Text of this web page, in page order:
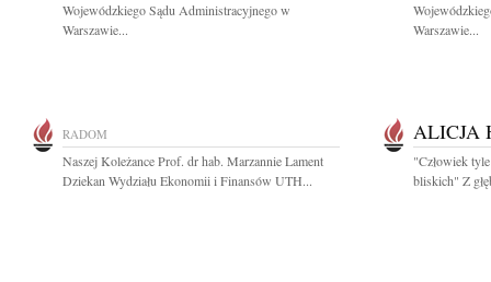
Wojewódzkiego Sądu Administracyjnego w
Warszawie...
Warszawie...
RADOM
Naszej Koleżance Prof. dr hab. Marzannie Lament
Dziekan Wydziału Ekonomii i Finansów UTH...
ALICJA
"Człowiek
bliskich" Z